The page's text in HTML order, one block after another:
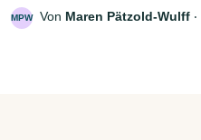
MPW Von Maren Pätzold-Wulff ‧